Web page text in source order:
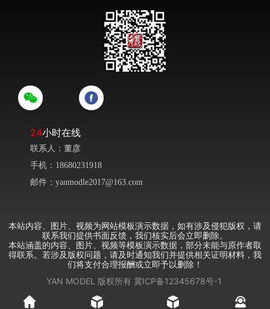
24小时在线
联系人：董彦
手机：18680231918
邮件：yanmodle2017@163.com
本站内容、图片、视频为网站模板演示数据，如有涉及侵犯版权，请
联系我们提供书面反馈，我们核实后会立即删除。
本站涵盖的内容、图片、视频等模板演示数据，部分未能与原作者取
得联系。若涉及版权问题，请及时通知我们并提供相关证明材料，我
们将支付合理报酬或立即予以删除！
YAN MODEL 版权所有 冀ICP备12345678号-1